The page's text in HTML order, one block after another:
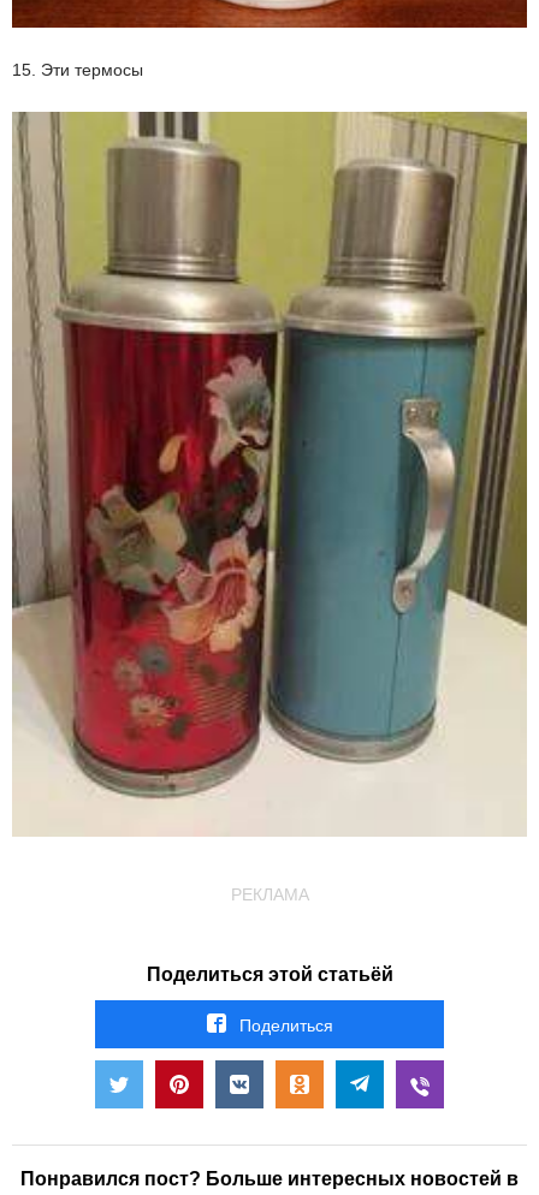
15. Эти термосы
РЕКЛАМА
Поделиться этой статьёй
Поделиться
Понравился пост? Больше интересных новостей в